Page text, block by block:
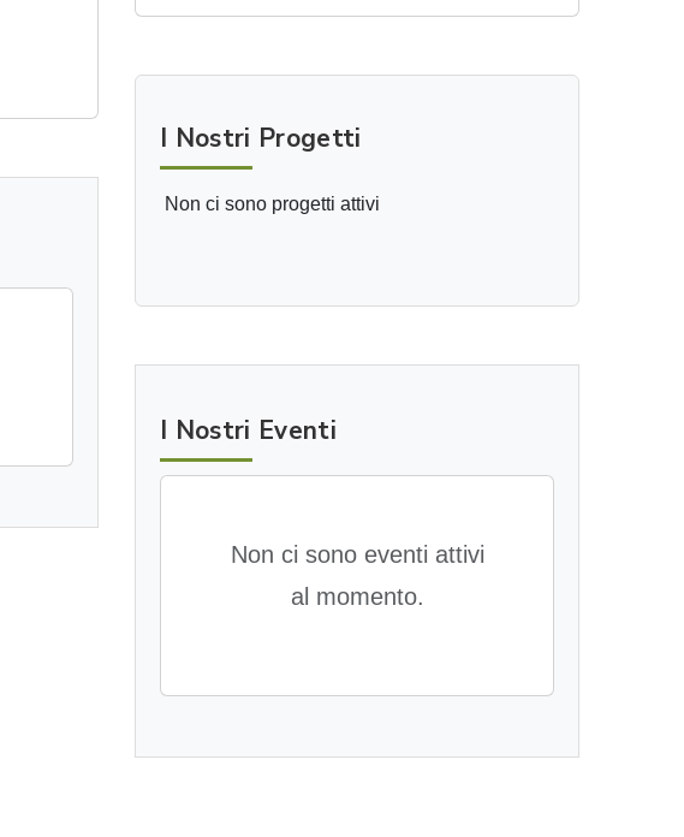
I Nostri Progetti
Non ci sono progetti attivi
I Nostri Eventi
Non ci sono eventi attivi
al momento.